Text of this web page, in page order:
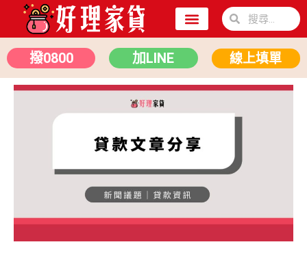
撥0800 加LINE 線上填單